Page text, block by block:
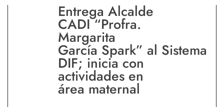
Entrega Alcalde
CADI “Profra.
Margarita
García Spark” al Sistema
DIF; inicia con
actividades en
área maternal